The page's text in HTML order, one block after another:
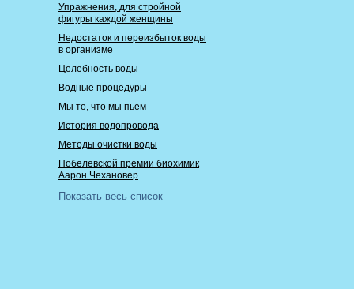
Упражнения, для стройной
фигуры каждой женщины
Недостаток и переизбыток воды
в организме
Целебность воды
Водные процедуры
Мы то, что мы пьем
История водопровода
Методы очистки воды
Нобелевской премии биохимик
Аарон Чехановер
Показать весь список